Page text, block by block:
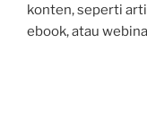
konten, seperti
ebook, atau